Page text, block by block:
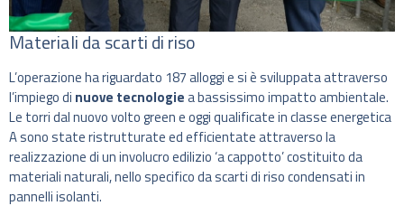
Materiali da scarti di riso
L’operazione ha riguardato 187 alloggi e si è sviluppata attraverso
l’impiego di nuove tecnologiea bassissimo impatto ambientale.
Le torri dal nuovo volto green e oggi qualificate in classe energetica
A sono state ristrutturate ed efficientate attraverso la
realizzazione di un involucro edilizio ‘a cappotto’ costituito da
materiali naturali, nello specifico da scarti di riso condensati in
pannelli isolanti.